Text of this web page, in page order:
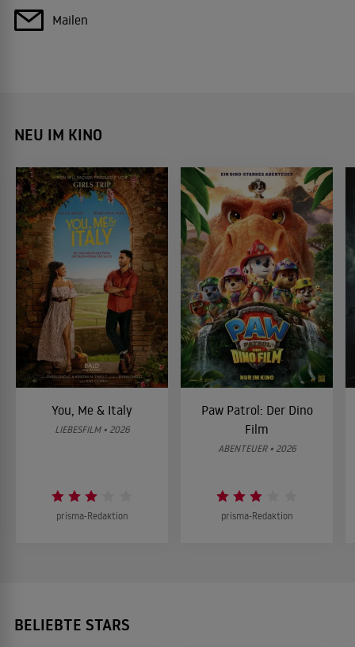
Mailen
NEU IM KINO
You, Me & Italy
LIEBESFILM • 2026
prisma-Redaktion
Paw Patrol: Der Dino
Film
ABENTEUER • 2026
prisma-Redaktion
BELIEBTE STARS